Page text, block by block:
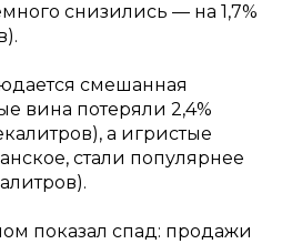
снизились — на 1,7%
смешанная
вина потеряли 2,4%
а игристые
стали популярнее
показал спад: продажи